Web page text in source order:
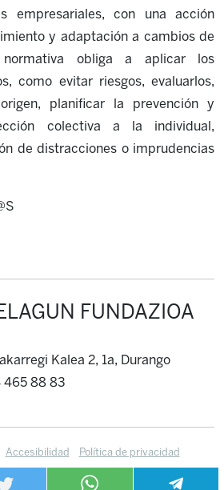
empresariales, con una acción
y adaptación a cambios de
normativa obliga a aplicar los
como evitar riesgos, evaluarlos,
planificar la prevención y
colectiva a la individual,
de distracciones o imprudencias
FUNDAZIOA
Kalea 2, 1a, Durango
465 88 83
Accesibilidad
Política de privacidad
Canal de información